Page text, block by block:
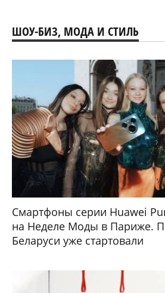
ШОУ-БИЗ, МОДА И СТИЛЬ
Смартфоны серии Huawei
на Неделе Моды в Париже.
Беларуси уже стартовали